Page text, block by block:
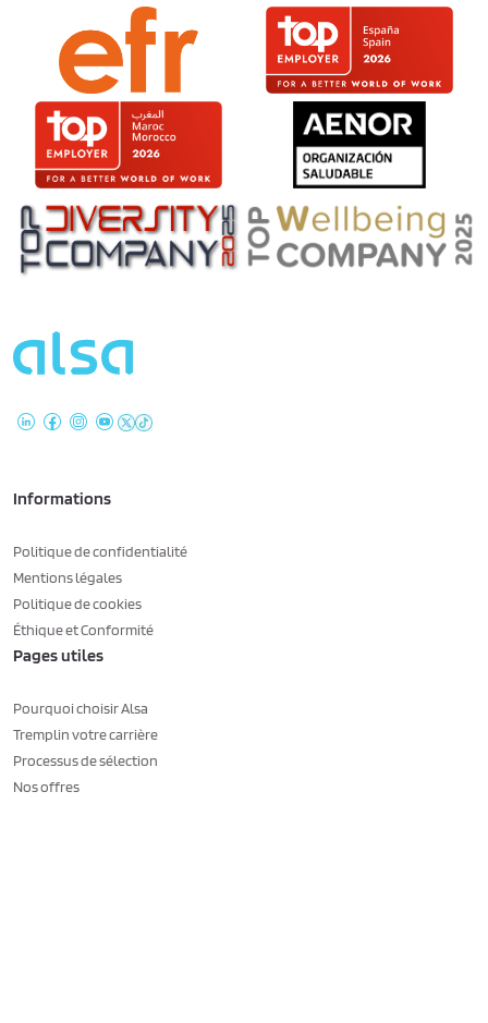
Informations
Politique de confidentialité
Mentions légales
Politique de cookies
Éthique et Conformité
Pages utiles
Pourquoi choisir Alsa
Tremplin votre carrière
Processus de sélection
Nos offres